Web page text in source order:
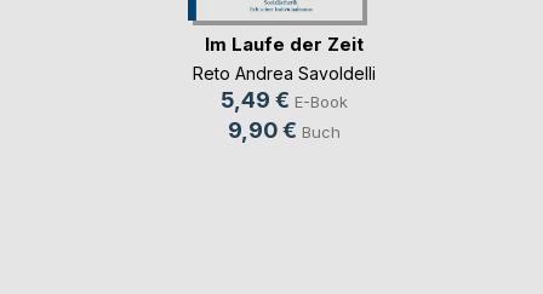
Im Laufe der Zeit
Reto Andrea Savoldelli
5,49 € E-Book
9,90 € Buch